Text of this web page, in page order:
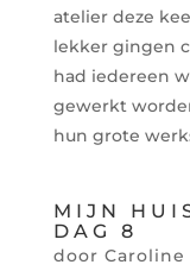
atelier deze
lekker gingen
had iedereen
gewerkt
hun grote
MIJN
DAG 8
door Caroline